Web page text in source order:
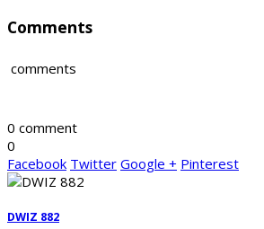
Comments
comments
0 comment
0
Facebook Twitter Google + Pinterest
DWIZ 882